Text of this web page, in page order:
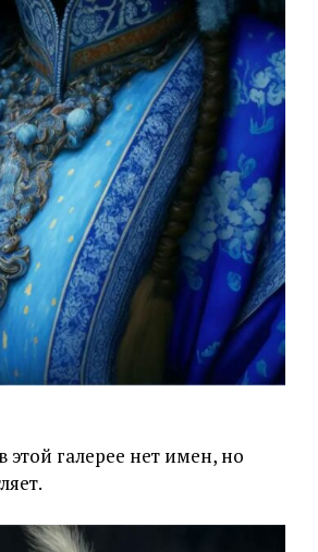
этой галерее нет имен, но